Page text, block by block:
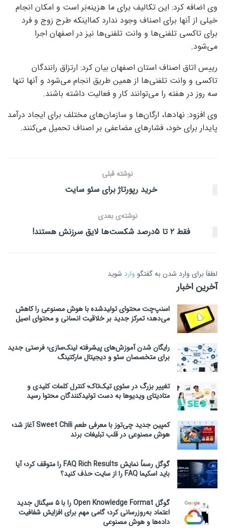
وی اضافه کرد: این تکالیف برای ما هزینه‌بَر است و امکان انجام
خیلی از آنها برای اصناف وجود ندارد کمااینکه طرح زوج و فرد
برای تاکسی تلفنی‌ها و وانت تلفنی‌ها نیز در اصفهان اجرا
می‌شود.
رییس اتاق اصناف استان اصفهان بیان کرد: ارتزاق رانندگان
تاکسی و وانت تلفنی‌ها از همین طریق انجام می‌شود و آنها تنها
سه روز در هفته را می‌توانند کار و فعالیت داشته باشند.
وی افزود: نهادها، ارگان‌ها و سازمان‌های مختلف برای ایجاد درآمد
پایدار برای خود، فشارهای مضاعفی بر اصناف تحمیل می‌کنند.
نوشته قبلی
خرید رپورتاژ برای سئو سایت
نوشته‌ی بعدی
فقط ۲ تا ۵‌درصد شکست‏‏‌ها لایق سرزنش هستند!
لطفاَ برای وارد شدن به گفتگو وارد شوید
آخرین اخبار
اسنپ‌چت محتوای تولیدشده با هوش مصنوعی را کاهش
می‌دهد؛ تمرکز جدید بر خلاقیت انسانی و محتوای اصیل
رایگان شدن آموزش‌های پیشرفته لینک‌سازی؛ فرصتی جدید
برای متخصصان سئو و دیجیتال مارکتینگ
تغییر بزرگ در سئوی تیک‌تاک؛ کنترل کلمات کلیدی و
متادیتای ویدیوها به دست تولیدکنندگان محتوا رسید
کمپین جدید چی‌توز با معرفی طعم Sweet Chili آغاز شد؛
هوش مصنوعی در قلب تبلیغات برند
گوگل رسماً نمایش FAQ Rich Results را متوقف کرد؛ آیا
باید اسکیما FAQ را از سایت حذف کنید؟
گوگل Open Knowledge Format را با ۵ سیگنال جدید
اعتماد به‌روزرسانی کرد؛ گامی مهم برای افزایش شفافیت
داده‌ها و هوش مصنوعی